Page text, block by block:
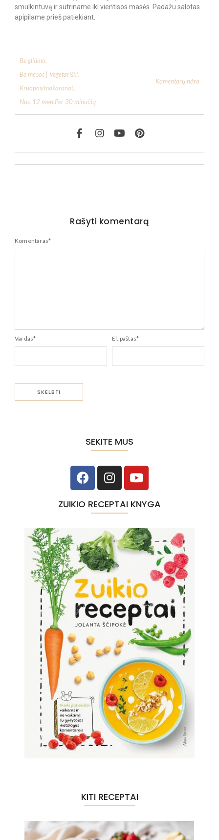
smulkintuvą ir sutriname iki vientisos masės. Padažu salotas
apipilame prieš patiekiant.
Be glitimo,
Be mėsos | Vegetariški,
Kruopos/makaronai,
Nuo 12 mėn,Per 30 minučių
Komentarų nėra
Rašyti komentarą
Komentaras*
Vardas* El. paštas*
SEKITE MUS
ZUIKIO RECEPTAI KNYGA
KITI RECEPTAI